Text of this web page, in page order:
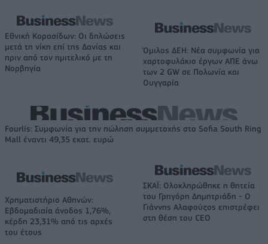
Εθνική Κορασίδων: Οι δηλώσεις
μετά τη νίκη επί της Δανίας και
πριν από τον ημιτελικό με τη
Νορβηγία
Όμιλος ΔΕΗ: Νέα συμφωνία για
χαρτοφυλάκιο έργων ΑΠΕ άνω
των 2 GW σε Πολωνία και
Ουγγαρία
Fourlis: Συμφωνία για την πώληση συμμετοχής στο Sofia South Ring
Mall έναντι 49,35 εκατ. ευρώ
Χρηματιστήριο Αθηνών:
Εβδομαδιαία άνοδος 1,76%,
κέρδη 23,31% από τις αρχές
του έτους
ΣΚΑΪ: Ολοκληρώθηκε η θητεία
του Γρηγόρη Δημητριάδη - Ο
Γιάννης Αλαφούζος επιστρέφει
στη θέση του CEO